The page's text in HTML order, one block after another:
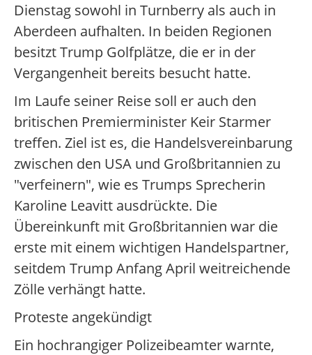
Dienstag sowohl in Turnberry als auch in
Aberdeen aufhalten. In beiden Regionen
besitzt Trump Golfplätze, die er in der
Vergangenheit bereits besucht hatte.
Im Laufe seiner Reise soll er auch den
britischen Premierminister Keir Starmer
treffen. Ziel ist es, die Handelsvereinbarung
zwischen den USA und Großbritannien zu
"verfeinern", wie es Trumps Sprecherin
Karoline Leavitt ausdrückte. Die
Übereinkunft mit Großbritannien war die
erste mit einem wichtigen Handelspartner,
seitdem Trump Anfang April weitreichende
Zölle verhängt hatte.
Proteste angekündigt
Ein hochrangiger Polizeibeamter warnte,